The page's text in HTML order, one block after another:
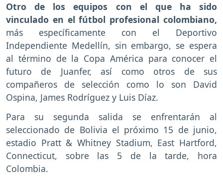
Otro de los equipos con el que ha sido
vinculado en el fútbol profesional colombiano,
más específicamente con el Deportivo
Independiente Medellín, sin embargo, se espera
al término de la Copa América para conocer el
futuro de Juanfer, así como otros de sus
compañeros de selección como lo son David
Ospina, James Rodríguez y Luis Díaz.
Para su segunda salida se enfrentarán al
seleccionado de Bolivia el próximo 15 de junio,
estadio Pratt & Whitney Stadium, East Hartford,
Connecticut, sobre las 5 de la tarde, hora
Colombia.